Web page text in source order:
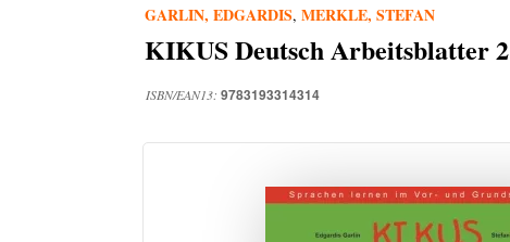
GARLIN, EDGARDIS, MERKLE, STEFAN
KIKUS Deutsch Arbeitsblatter 2
ISBN/EAN13: 9783193314314